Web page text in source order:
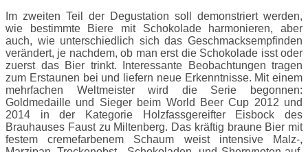
Im zweiten Teil der Degustation soll demonstriert werden,
wie bestimmte Biere mit Schokolade harmonieren, aber
auch, wie unterschiedlich sich das Geschmacksempfinden
verändert, je nachdem, ob man erst die Schokolade isst oder
zuerst das Bier trinkt. Interessante Beobachtungen tragen
zum Erstaunen bei und liefern neue Erkenntnisse. Mit einem
mehrfachen Weltmeister wird die Serie begonnen:
Goldmedaille und Sieger beim World Beer Cup 2012 und
2014 in der Kategorie Holzfassgereifter Eisbock des
Brauhauses Faust zu Miltenberg. Das kräftig braune Bier mit
festem cremefarbenem Schaum weist intensive Malz-,